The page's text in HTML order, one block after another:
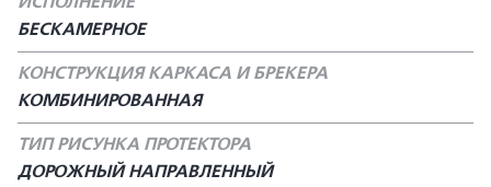
БЕСКАМЕРНОЕ
КОНСТРУКЦИЯ КАРКАСА И БРЕКЕРА
КОМБИНИРОВАННАЯ
ТИП РИСУНКА ПРОТЕКТОРА
ДОРОЖНЫЙ НАПРАВЛЕННЫЙ